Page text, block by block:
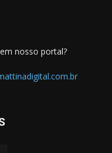
nosso portal?